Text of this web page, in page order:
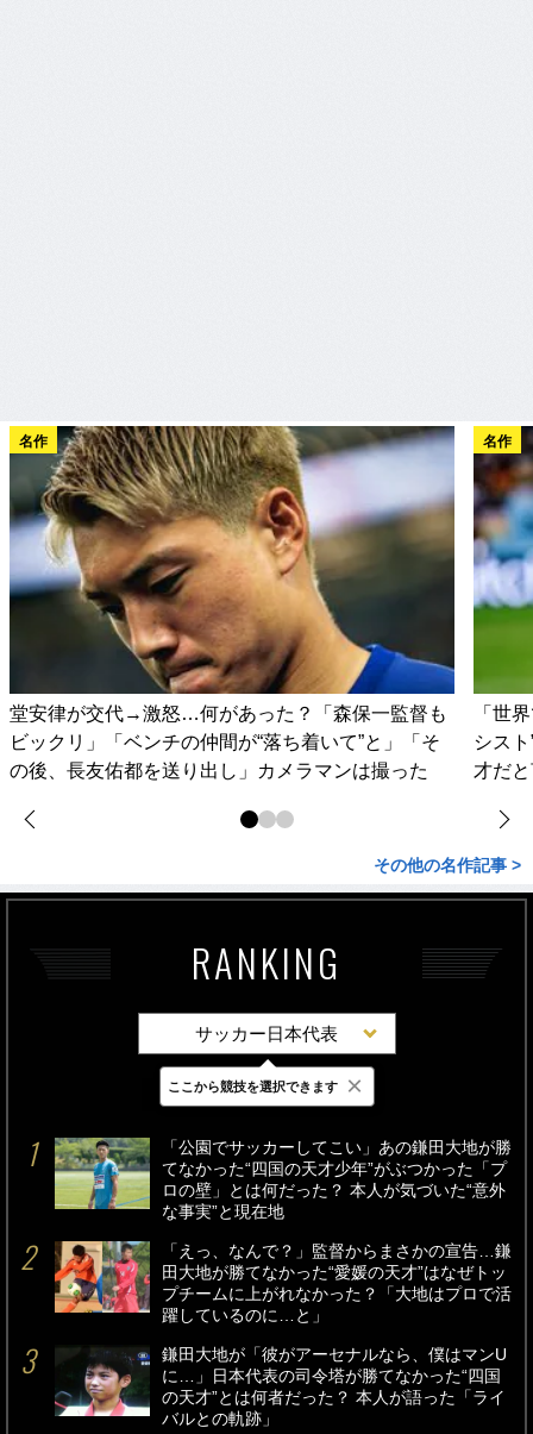
名作
堂安律が交代→激怒…何があった？「森保一監督も
ビックリ」「ベンチの仲間が“落ち着いて”と」「そ
の後、長友佑都を送り出し」カメラマンは撮った
名作
「世
シス
才だ
その他の名作記事 >
RANKING
サッカー日本代表
最新 24時間 週間
「公園でサッカーしてこい」あの鎌田大地が勝
てなかった“四国の天才少年”がぶつかった「プ
ロの壁」とは何だった？ 本人が気づいた“意外
な事実”と現在地
「えっ、なんで？」監督からまさかの宣告…鎌
田大地が勝てなかった“愛媛の天才”はなぜトッ
プチームに上がれなかった？「大地はプロで活
躍しているのに…と」
鎌田大地が「彼がアーセナルなら、僕はマンU
に…」日本代表の司令塔が勝てなかった“四国
の天才”とは何者だった？ 本人が語った「ライ
バルとの軌跡」
ここから競技を選択できます ×